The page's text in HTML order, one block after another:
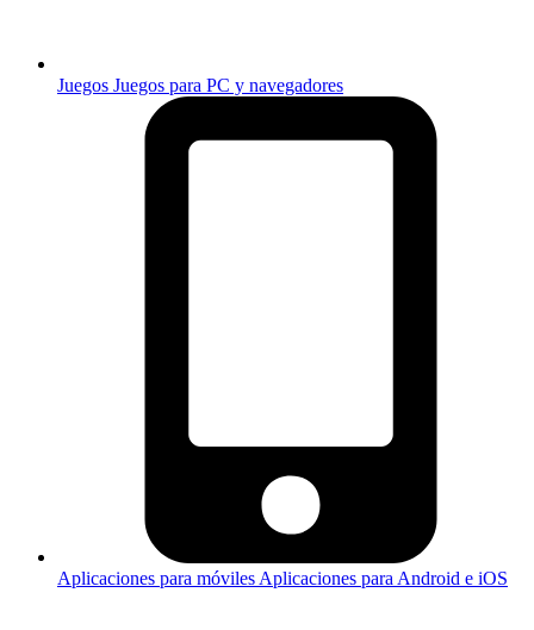
Juegos Juegos para PC y navegadores
Aplicaciones para móviles Aplicaciones para Android e iOS